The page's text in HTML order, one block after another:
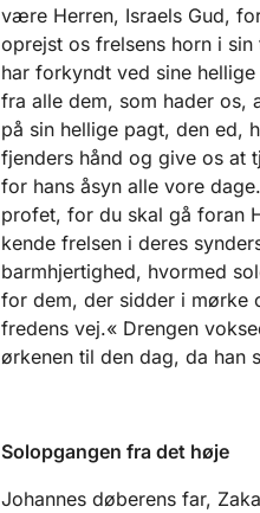
være Herren, Israels Gud,
oprejst os frelsens horn i
har forkyndt ved sine
fra alle dem, som hader os,
på sin hellige pagt, den ed,
fjenders hånd og give os at
for hans åsyn alle vore
profet, for du skal gå foran
kende frelsen i deres
barmhjertighed, hvormed
for dem, der sidder i mørke
fredens vej.« Drengen
ørkenen til den dag, da
Solopgangen fra det høje
Johannes døberens far,